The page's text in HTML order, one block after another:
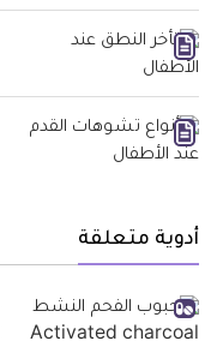
أدوية متعلقة